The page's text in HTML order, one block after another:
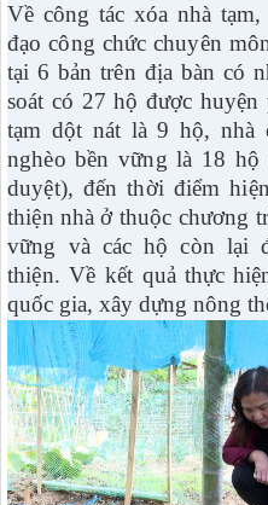
Về công tác xóa nhà
đạo công chức chuyên
tại6 bản trên địa bàn có
soát có 27 hộ được huyện
tạm dột nát là 9 hộ, nhà
nghèo bền vững là 18
duyệt), đến thời điểm
thiện nhà ở thuộc chương
vững và các hộ còn lại
thiện. Về kết quả thực
quốc gia, xây dựng nông